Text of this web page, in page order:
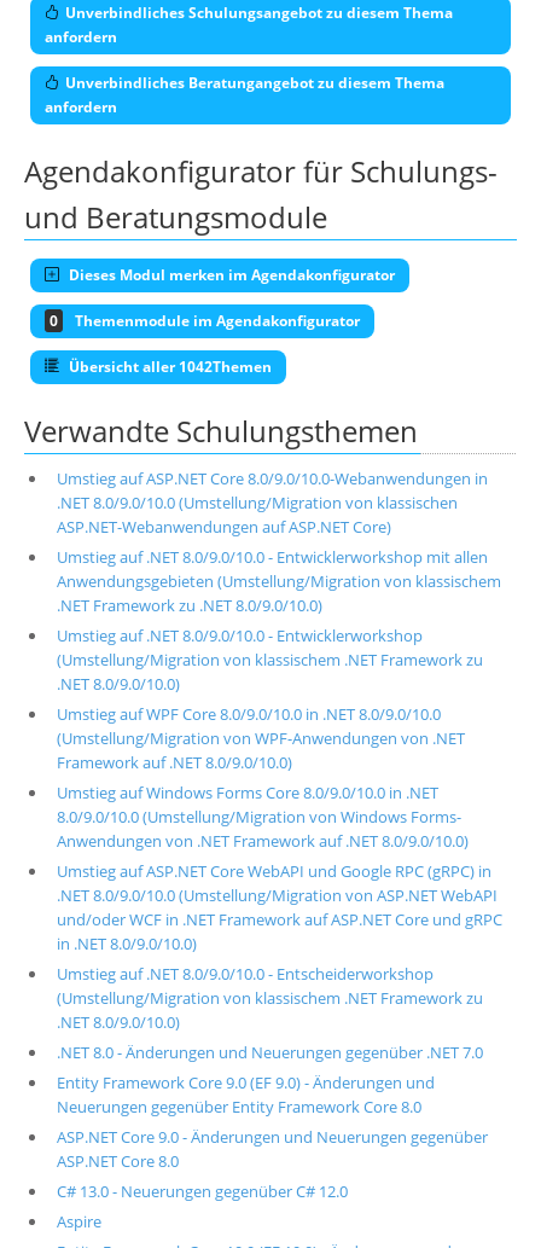
Unverbindliches Schulungsangebot zu diesem Thema
anfordern
Unverbindliches Beratungangebot zu diesem Thema
anfordern
Agendakonfigurator für Schulungs-
und Beratungsmodule
Dieses Modul merken im Agendakonfigurator
0 Themenmodule im Agendakonfigurator
Übersicht aller 1042Themen
Verwandte Schulungsthemen
Umstieg auf ASP.NET Core 8.0/9.0/10.0-Webanwendungen in
.NET 8.0/9.0/10.0 (Umstellung/Migration von klassischen
ASP.NET-Webanwendungen auf ASP.NET Core)
Umstieg auf .NET 8.0/9.0/10.0 - Entwicklerworkshop mit allen
Anwendungsgebieten (Umstellung/Migration von klassischem
.NET Framework zu .NET 8.0/9.0/10.0)
Umstieg auf .NET 8.0/9.0/10.0 - Entwicklerworkshop
(Umstellung/Migration von klassischem .NET Framework zu
.NET 8.0/9.0/10.0)
Umstieg auf WPF Core 8.0/9.0/10.0 in .NET 8.0/9.0/10.0
(Umstellung/Migration von WPF-Anwendungen von .NET
Framework auf .NET 8.0/9.0/10.0)
Umstieg auf Windows Forms Core 8.0/9.0/10.0 in .NET
8.0/9.0/10.0 (Umstellung/Migration von Windows Forms-
Anwendungen von .NET Framework auf .NET 8.0/9.0/10.0)
Umstieg auf ASP.NET Core WebAPI und Google RPC (gRPC) in
.NET 8.0/9.0/10.0 (Umstellung/Migration von ASP.NET WebAPI
und/oder WCF in .NET Framework auf ASP.NET Core und gRPC
in .NET 8.0/9.0/10.0)
Umstieg auf .NET 8.0/9.0/10.0 - Entscheiderworkshop
(Umstellung/Migration von klassischem .NET Framework zu
.NET 8.0/9.0/10.0)
.NET 8.0 - Änderungen und Neuerungen gegenüber .NET 7.0
Entity Framework Core 9.0 (EF 9.0) - Änderungen und
Neuerungen gegenüber Entity Framework Core 8.0
ASP.NET Core 9.0 - Änderungen und Neuerungen gegenüber
ASP.NET Core 8.0
C# 13.0 - Neuerungen gegenüber C# 12.0
Aspire